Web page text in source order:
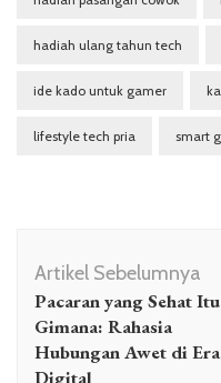
hadiah ulang tahun tech
ide kado untuk gamer
lifestyle tech pria smart
Artikel
Artikel Sebelumnya
Pacaran yang Sehat Itu
Gimana: Rahasia
Hubungan Awet di Era
Digital